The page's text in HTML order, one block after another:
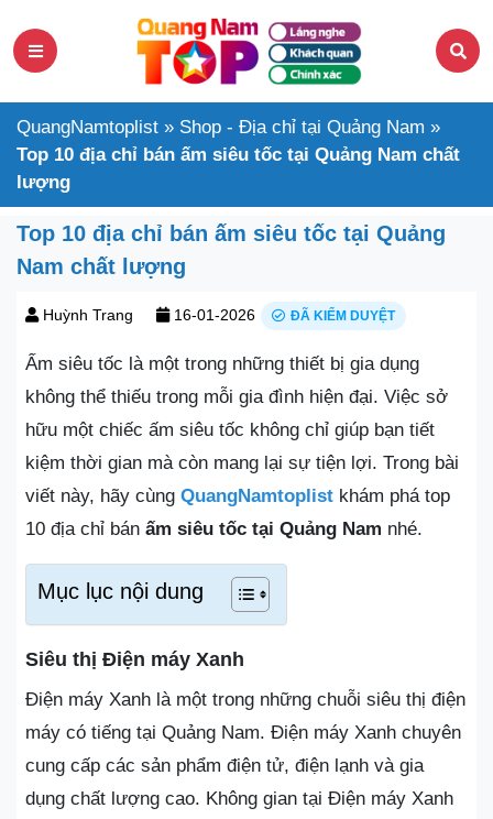
QuangNamtoplist » Shop - Địa chỉ tại Quảng Nam »
Top 10 địa chỉ bán ấm siêu tốc tại Quảng Nam chất
lượng
Top 10 địa chỉ bán ấm siêu tốc tại Quảng
Nam chất lượng
Huỳnh Trang 16-01-2026 ĐÃ KIỂM DUYỆT
Ấm siêu tốc là một trong những thiết bị gia dụng
không thể thiếu trong mỗi gia đình hiện đại. Việc sở
hữu một chiếc ấm siêu tốc không chỉ giúp bạn tiết
kiệm thời gian mà còn mang lại sự tiện lợi. Trong bài
viết này, hãy cùng QuangNamtoplist khám phá top
10 địa chỉ bán ấm siêu tốc tại Quảng Nam nhé.
Mục lục nội dung
Siêu thị Điện máy Xanh
Điện máy Xanh là một trong những chuỗi siêu thị điện
máy có tiếng tại Quảng Nam. Điện máy Xanh chuyên
cung cấp các sản phẩm điện tử, điện lạnh và gia
dụng chất lượng cao. Không gian tại Điện máy Xanh